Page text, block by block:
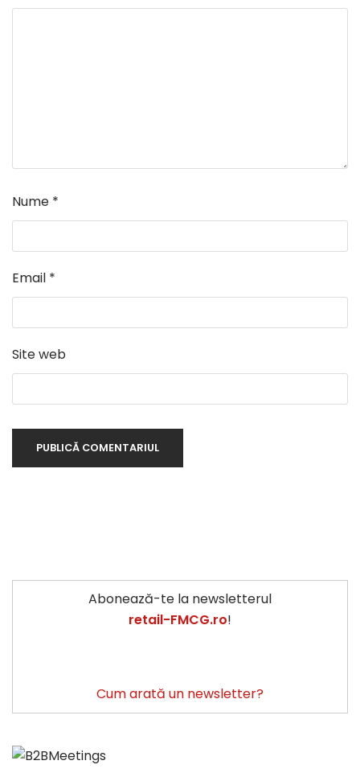
Nume *
Email *
Site web
Abonează-te la newsletterul
retail-FMCG.ro!
Cum arată un newsletter?